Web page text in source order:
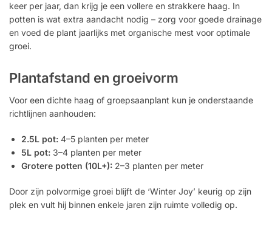
keer per jaar, dan krijg je een vollere en strakkere haag. In
potten is wat extra aandacht nodig – zorg voor goede drainage
en voed de plant jaarlijks met organische mest voor optimale
groei.
Plantafstand en groeivorm
Voor een dichte haag of groepsaanplant kun je onderstaande
richtlijnen aanhouden:
2.5L pot: 4–5 planten per meter
5L pot: 3–4 planten per meter
Grotere potten (10L+): 2–3 planten per meter
Door zijn polvormige groei blijft de ‘Winter Joy’ keurig op zijn
plek en vult hij binnen enkele jaren zijn ruimte volledig op.